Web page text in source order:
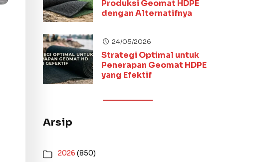
Produksi Geomat HDPE
dengan Alternatifnya
24/05/2026
Strategi Optimal untuk
Penerapan Geomat HDPE
yang Efektif
Arsip
2026 (850)